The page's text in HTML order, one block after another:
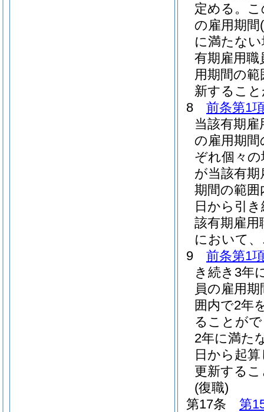
定める。
の雇用期間
に満たな
有期雇用職
用期間の
新するこ
8
前条第1
当該有期
の雇用期
ぞれ個々
が当該有
期間の範囲
日から引
該有期雇用
において
9
前条第1
き続き3年
員の雇用
囲内で2年
ることが
2年に満た
日から起
更新する
(復職)
第17条
第